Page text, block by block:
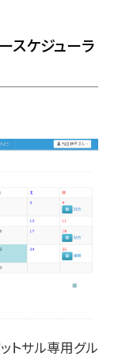
スケジューラ
トサル専用グル